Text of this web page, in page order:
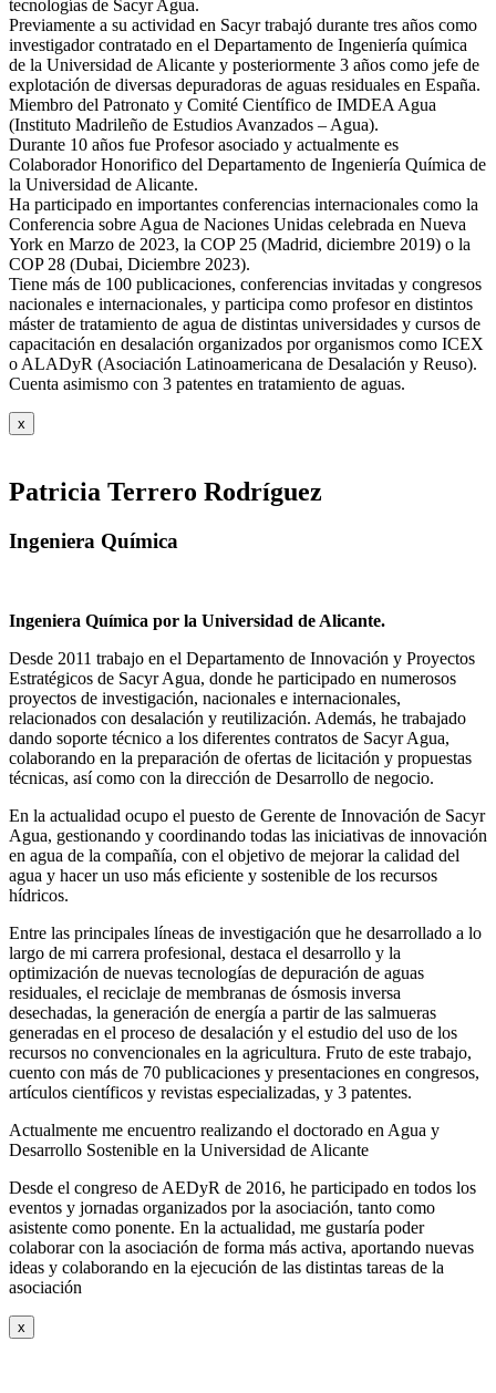
tecnologías de Sacyr Agua.
Previamente a su actividad en Sacyr trabajó durante tres años como
investigador contratado en el Departamento de Ingeniería química
de la Universidad de Alicante y posteriormente 3 años como jefe de
explotación de diversas depuradoras de aguas residuales en España.
Miembro del Patronato y Comité Científico de IMDEA Agua
(Instituto Madrileño de Estudios Avanzados – Agua).
Durante 10 años fue Profesor asociado y actualmente es
Colaborador Honorifico del Departamento de Ingeniería Química de
la Universidad de Alicante.
Ha participado en importantes conferencias internacionales como la
Conferencia sobre Agua de Naciones Unidas celebrada en Nueva
York en Marzo de 2023, la COP 25 (Madrid, diciembre 2019) o la
COP 28 (Dubai, Diciembre 2023).
Tiene más de 100 publicaciones, conferencias invitadas y congresos
nacionales e internacionales, y participa como profesor en distintos
máster de tratamiento de agua de distintas universidades y cursos de
capacitación en desalación organizados por organismos como ICEX
o ALADyR (Asociación Latinoamericana de Desalación y Reuso).
Cuenta asimismo con 3 patentes en tratamiento de aguas.
x
Patricia Terrero Rodríguez
Ingeniera Química
Ingeniera Química por la Universidad de Alicante.
Desde 2011 trabajo en el Departamento de Innovación y Proyectos
Estratégicos de Sacyr Agua, donde he participado en numerosos
proyectos de investigación, nacionales e internacionales,
relacionados con desalación y reutilización. Además, he trabajado
dando soporte técnico a los diferentes contratos de Sacyr Agua,
colaborando en la preparación de ofertas de licitación y propuestas
técnicas, así como con la dirección de Desarrollo de negocio.
En la actualidad ocupo el puesto de Gerente de Innovación de Sacyr
Agua, gestionando y coordinando todas las iniciativas de innovación
en agua de la compañía, con el objetivo de mejorar la calidad del
agua y hacer un uso más eficiente y sostenible de los recursos
hídricos.
Entre las principales líneas de investigación que he desarrollado a lo
largo de mi carrera profesional, destaca el desarrollo y la
optimización de nuevas tecnologías de depuración de aguas
residuales, el reciclaje de membranas de ósmosis inversa
desechadas, la generación de energía a partir de las salmueras
generadas en el proceso de desalación y el estudio del uso de los
recursos no convencionales en la agricultura. Fruto de este trabajo,
cuento con más de 70 publicaciones y presentaciones en congresos,
artículos científicos y revistas especializadas, y 3 patentes.
Actualmente me encuentro realizando el doctorado en Agua y
Desarrollo Sostenible en la Universidad de Alicante
Desde el congreso de AEDyR de 2016, he participado en todos los
eventos y jornadas organizados por la asociación, tanto como
asistente como ponente. En la actualidad, me gustaría poder
colaborar con la asociación de forma más activa, aportando nuevas
ideas y colaborando en la ejecución de las distintas tareas de la
asociación
x